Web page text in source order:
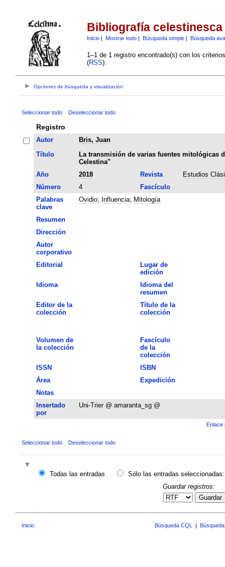
Bibliografía celestinesca
Inicio| Mostrar todo| Búsqueda simple| Búsqueda
1–1 de 1 registro encontrado(s) con los
(RSS):
Opciones de búsqueda y visualización
Seleccionar todo Deseleccionar todo
Registro
Autor
Bris, Juan
Título
La transmisión de varias fuentes mitológicas
Celestina"
Año
2018 Revista
Estudios
Número
4
Fascículo
Palabras
clave
Ovidio; Influencia; Mitología
Resumen
Dirección
Autor
corporativo
Editorial
Lugar de
edición
Idioma
Idioma del
resumen
Editor de la
colección
Título de la
colección
Volumen de
la colección
Fascículo
de la
colección
ISSN
ISBN
Área
Expedición
Notas
Insertado
por
Uni-Trier @ amaranta_sg @
Enlace
Seleccionar todo Deseleccionar todo
Todas las entradas
Sólo las entradas seleccionadas:
Guardar registros:
Guardar
Inicio Búsqueda CQL